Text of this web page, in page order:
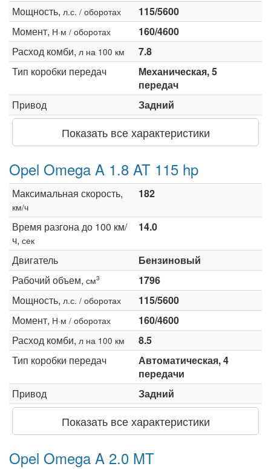
Мощность, л.с. / оборотах
115/5600
Момент, Н·м / оборотах
160/4600
Расход комби, л на 100 км
7.8
Тип коробки передач
Механическая, 5
передач
Привод
Задний
Показать все характеристики
Opel Omega A 1.8 AT 115 hp
Максимальная скорость,
км/ч
182
Время разгона до 100 км/
ч, сек
14.0
Двигатель
Бензиновый
Рабочий объем, см3
1796
Мощность, л.с. / оборотах
115/5600
Момент, Н·м / оборотах
160/4600
Расход комби, л на 100 км
8.5
Тип коробки передач
Автоматическая, 4
передачи
Привод
Задний
Показать все характеристики
Opel Omega A 2.0 MT